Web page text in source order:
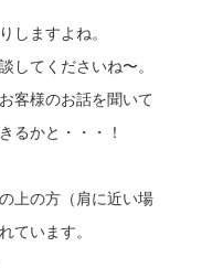
しますよね。
してくださいね〜。
客様のお話を聞いて
るかと・・・！
上の方（肩に近い場
ています。